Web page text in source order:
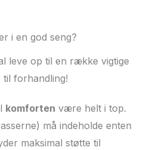
i en god seng?
leve op til en række vigtige
til forhandling!
komforten være helt i top.
må indeholde enten
maksimal støtte til